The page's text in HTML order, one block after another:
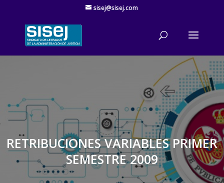
sisej@sisej.com
'
RETRIBUCIONES VARIABLES PRIMER
SEMESTRE 2009